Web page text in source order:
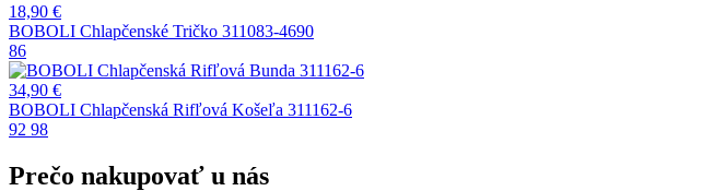
18,90 €
BOBOLI Chlapčenské Tričko 311083-4690
86
34,90 €
BOBOLI Chlapčenská Rifľová Košeľa 311162-6
92 98
Prečo nakupovať u nás